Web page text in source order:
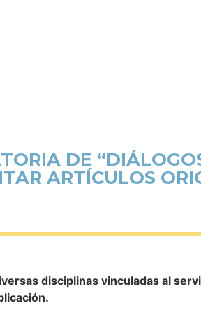
DE
ARTÍCULOS
disciplinas vinculadas al